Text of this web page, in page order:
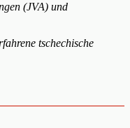
(JVA) und
tschechische